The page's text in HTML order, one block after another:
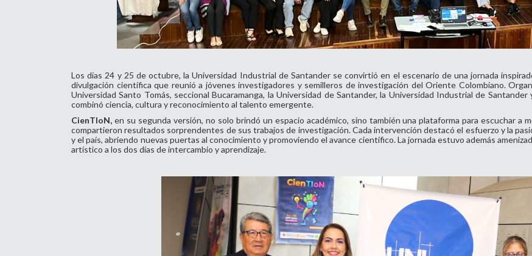
Los días 24 y 25 de octubre, la Universidad Industrial de Santander se convirtió en el escenario de una jornada
divulgación científica que reunió a jóvenes investigadores y semilleros de investigación del Oriente Colombiano.
Universidad Santo Tomás, seccional Bucaramanga, la Universidad de Santander, la Universidad Industrial de
combinó ciencia, cultura y reconocimiento al talento emergente.
CienTIoN, en su segunda versión, no solo brindó un espacio académico, sino también una plataforma para escuchar a
compartieron resultados sorprendentes de sus trabajos de investigación. Cada intervención destacó el esfuerzo y la
y el país, abriendo nuevas puertas al conocimiento y promoviendo el avance científico. La jornada estuvo además
artístico a los dos días de intercambio y aprendizaje.